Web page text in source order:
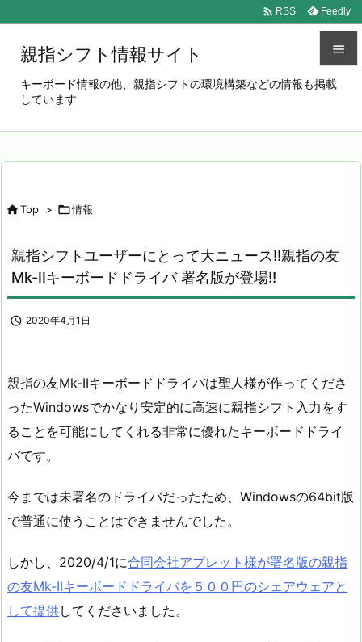




検索
 RSS Feedly
親指シフト情報サイト
キーボード情報の他、親指シフトの環境構築などの情報も掲載
しています
Top > 情報
親指シフトユーザーにとって大ニュース!!親指の友
Mk-IIキーボードドライバ 署名版が登場!!
 2020年4月1日
親指の友Mk-IIキーボードドライバは聖人様が作ってくださ
ったWindowsでかなり安定的に高速に親指シフト入力をす
ることを可能にしてくれる非常に優れたキーボードドライ
バです。
今までは未署名のドライバだったため、Windowsの64bit版
で普通に使うことはできませんでした。
しかし、2020/4/1に合同会社アプレット様が署名版の親指
の友Mk-IIキーボードドライバを５００円のシェアウェアと
して提供してくださいました。